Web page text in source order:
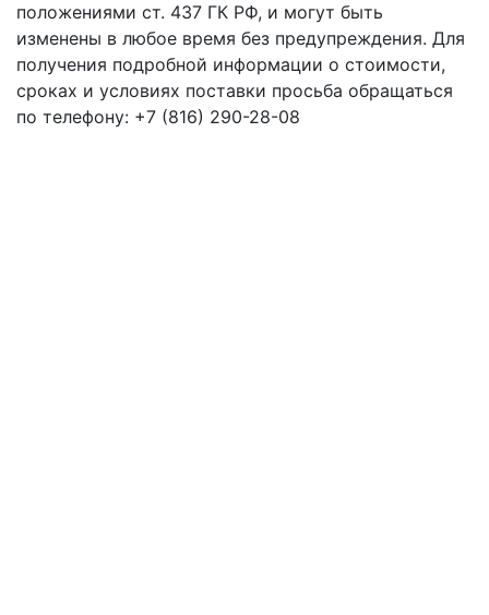
положениями ст. 437 ГК РФ, и могут быть
изменены в любое время без предупреждения. Для
получения подробной информации о стоимости,
сроках и условиях поставки просьба обращаться
по телефону: +7 (816) 290-28-08